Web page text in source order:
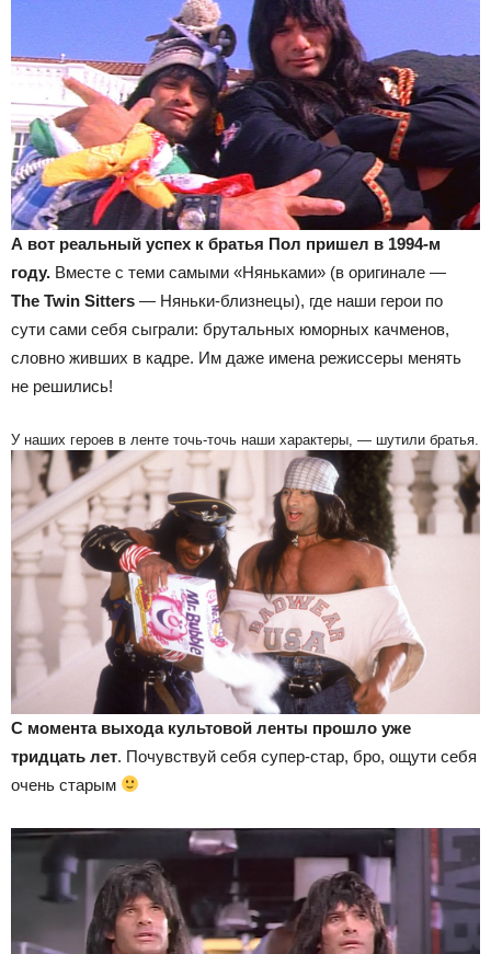
А вот реальный успех к братья Пол пришел в 1994-м
году. Вместе с теми самыми «Няньками» (в оригинале —
The Twin Sitters — Няньки-близнецы), где наши герои по
сути сами себя сыграли: брутальных юморных качменов,
словно живших в кадре. Им даже имена режиссеры менять
не решились!
У наших героев в ленте точь-точь наши характеры, — шутили братья.
С момента выхода культовой ленты прошло уже
тридцать лет. Почувствуй себя супер-стар, бро, ощути себя
очень старым